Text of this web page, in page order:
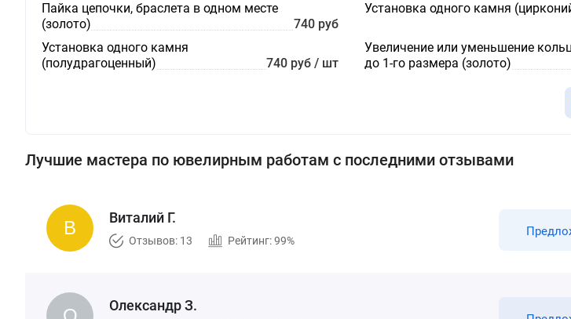
Пайка цепочки, браслета в одном месте
(золото)
740 руб
Установка одного камня
Установка одного камня
(полудрагоценный)
740 руб / шт
Увеличение или уменьшение
до 1-го размера (золото)
Лучшие мастера по ювелирным работам с последними отзывами
Виталий Г.
Отзывов: 13 Рейтинг: 99%
Олександр З.